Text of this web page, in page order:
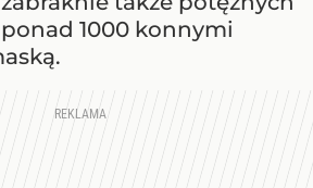
1000 konnymi